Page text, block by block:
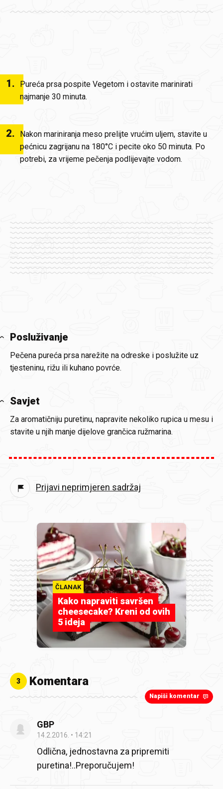
1.
Pureća prsa pospite Vegetom i ostavite marinirati
najmanje 30 minuta.
2.
Nakon mariniranja meso prelijte vrućim uljem, stavite u
pećnicu zagrijanu na 180°C i pecite oko 50 minuta. Po
potrebi, za vrijeme pečenja podlijevajte vodom.
Posluživanje
Pečena pureća prsa narežite na odreske i poslužite uz
tjesteninu, rižu ili kuhano povrće.
Savjet
Za aromatičniju puretinu, napravite nekoliko rupica u mesu i
stavite u njih manje dijelove grančica ružmarina.
Prijavi neprimjeren sadržaj
ČLANAK
Kako napraviti savršen
cheesecake? Kreni od ovih
5 ideja
3 Komentara
Napiši komentar
GBP
14.2.2016. 14:21
Odlična, jednostavna za pripremiti
puretina!..Preporučujem!